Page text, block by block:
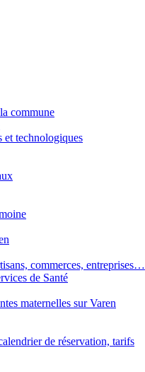
commune
et technologiques
commerces, entreprises…
de Santé
maternelles sur Varen
de réservation, tarifs